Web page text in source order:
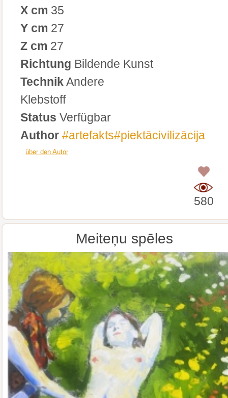
X cm 35
Y cm 27
Z cm 27
Richtung Bildende Kunst
TechnikAndere
Klebstoff
Status Verfügbar
Author #artefakts#piektācivilizācija
über den Autor
580
Meiteņu spēles